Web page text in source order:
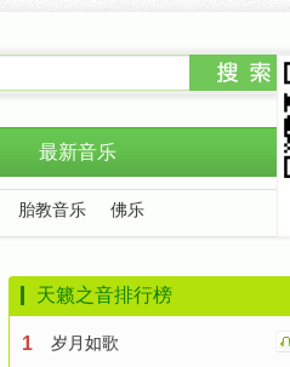
最新音乐
胎教音乐 佛乐
天籁之音排行榜
1 岁月如歌